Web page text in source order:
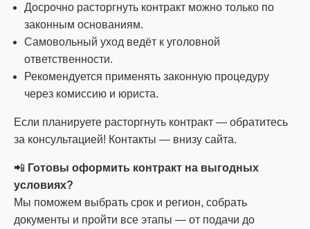
Досрочно расторгнуть контракт можно только по
законным основаниям.
Самовольный уход ведёт к уголовной
ответственности.
Рекомендуется применять законную процедуру
через комиссию и юриста.
Если планируете расторгнуть контракт — обратитесь
за консультацией! Контакты — внизу сайта.
📲 Готовы оформить контракт на выгодных
условиях?
Мы поможем выбрать срок и регион, собрать
документы и пройти все этапы — от подачи до